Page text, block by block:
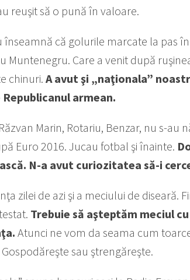
reuşit să o pună în valoare.
că golurile marcate la pas
Muntenegru. Care a venit după
chinuri. A avut şi „naţionala”
armean.
Marin, Rotariu, Benzar, nu s-au
Euro 2016. Jucau fotbal şi înainte.
N-a avut curiozitatea să-i
zilei de azi şi a meciului de diseară.
Trebuie să aşteptăm meciul
Atunci ne vom da seama cum
sau ştrengăreşte.